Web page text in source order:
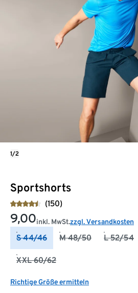
Sportshorts
(150)
9,00inkl. MwSt.zzgl. Versandkosten
S 44/46 M 48/50 L 52/54
XXL 60/62
Richtige Größe ermitteln
1/2